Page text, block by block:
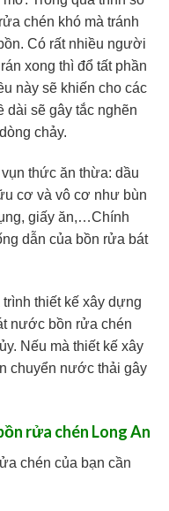
chén khó mà tránh
Có rất nhiều người
xong thì đổ tất phần
này sẽ khiến cho các
dài sẽ gây tắc nghẽn
chảy.
thức ăn thừa: dầu
cơ và vô cơ như bùn
giấy ăn,…Chính
dẫn của bồn rửa bát
thiết kế xây dựng
nước bồn rửa chén
Nếu mà thiết kế xây
chuyển nước thải gây
rửa chén Long An
chén của bạn cần